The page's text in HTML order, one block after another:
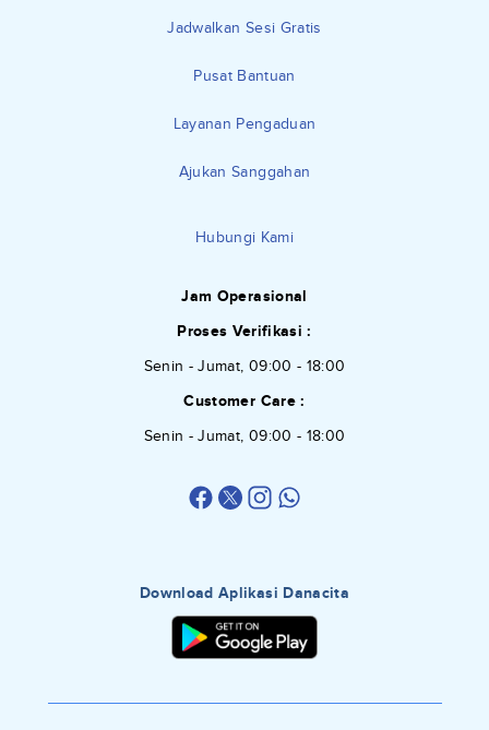
Jadwalkan Sesi Gratis
Pusat Bantuan
Layanan Pengaduan
Ajukan Sanggahan
Hubungi Kami
Jam Operasional
Proses Verifikasi :
Senin - Jumat, 09:00 - 18:00
Customer Care :
Senin - Jumat, 09:00 - 18:00
Download Aplikasi Danacita